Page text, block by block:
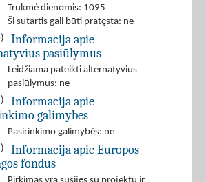
Trukmė dienomis: 1095
Ši sutartis gali būti pratęsta: ne
Informacija apie
pasiūlymus
Leidžiama pateikti alternatyvius
pasiūlymus: ne
Informacija apie
galimybes
Pasirinkimo galimybės: ne
Informacija apie Europos
fondus